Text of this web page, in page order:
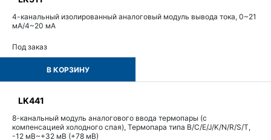
4-канальный изолированный аналоговый модуль вывода тока, 0~21
мА/4~20 мА
Под заказ
В КОРЗИНУ
LK441
8-канальный модуль аналогового ввода термопары (с
компенсацией холодного спая), Термопара типа B/C/E/J/K/N/R/S/T,
-12 мВ~+32 мВ (+78 мВ)